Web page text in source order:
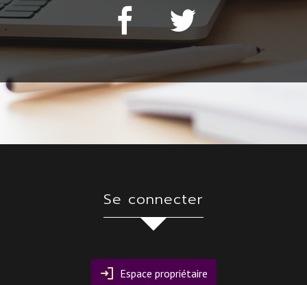
Se connecter
Espace propriétaire